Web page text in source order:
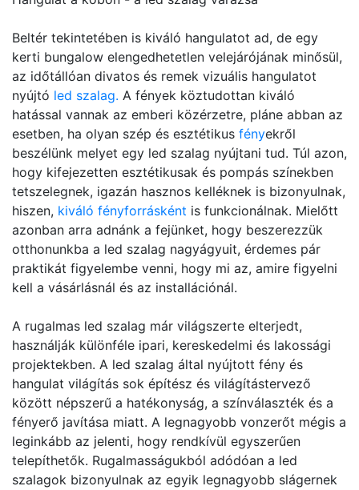
Beltér tekintetében is kiváló hangulatot ad, de egy
kerti bungalow elengedhetetlen velejárójának minősül,
az időtállóan divatos és remek vizuális hangulatot
nyújtó led szalag. A fények köztudottan kiváló
hatással vannak az emberi közérzetre, pláne abban az
esetben, ha olyan szép és esztétikus fényekről
beszélünk melyet egy led szalag nyújtani tud. Túl azon,
hogy kifejezetten esztétikusak és pompás színekben
tetszelegnek, igazán hasznos kelléknek is bizonyulnak,
hiszen, kiváló fényforrásként is funkcionálnak. Mielőtt
azonban arra adnánk a fejünket, hogy beszerezzük
otthonunkba a led szalag nagyágyuit, érdemes pár
praktikát figyelembe venni, hogy mi az, amire figyelni
kell a vásárlásnál és az installációnál.
A rugalmas led szalag már világszerte elterjedt,
használják különféle ipari, kereskedelmi és lakossági
projektekben. A led szalag által nyújtott fény és
hangulat világítás sok építész és világítástervező
között népszerű a hatékonyság, a színválaszték és a
fényerő javítása miatt. A legnagyobb vonzerőt mégis a
leginkább az jelenti, hogy rendkívül egyszerűen
telepíthetők. Rugalmasságukból adódóan a led
szalagok bizonyulnak az egyik legnagyobb slágernek